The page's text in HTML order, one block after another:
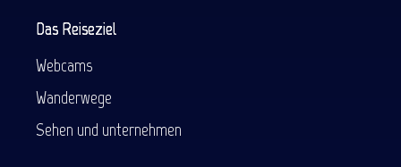
Das Reiseziel
Webcams
Wanderwege
Sehen und unternehmen